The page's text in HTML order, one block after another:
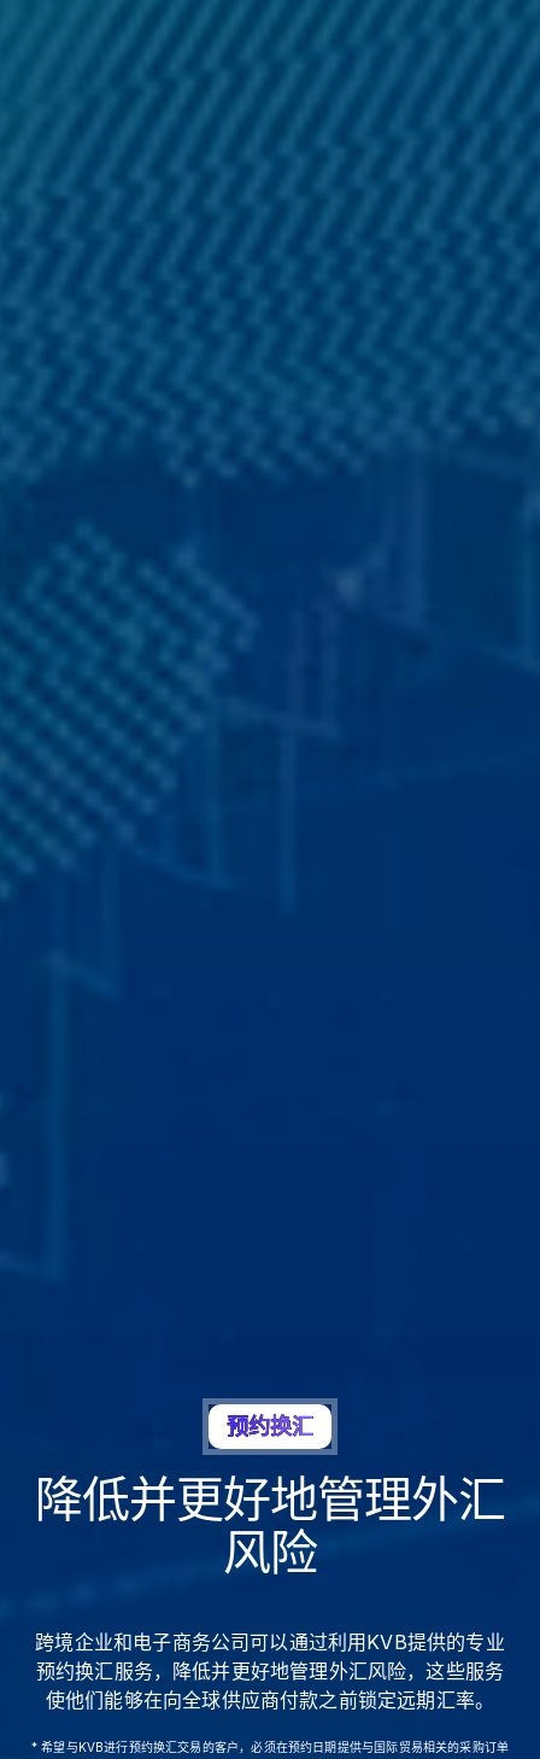
预约换汇
降低并更好地管理外汇
风险
跨境企业和电子商务公司可以通过利用KVB提供的专业
预约换汇服务，降低并更好地管理外汇风险，这些服务
使他们能够在向全球供应商付款之前锁定远期汇率。
* 希望与KVB进行预约换汇交易的客户，必须在预约日期提供与国际贸易相关的采购订单